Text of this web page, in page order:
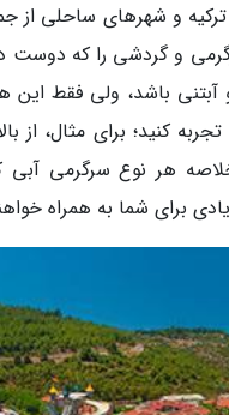
و شهرهای ساحلی از
و گردشی را که دوست
آبتنی باشد، ولی فقط
کنید؛ برای مثال،
هر نوع سرگرمی آبی
برای شما به همراه